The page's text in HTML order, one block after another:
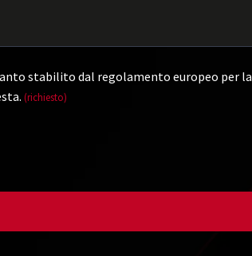
stabilito dal regolamento europeo per la
(richiesto)